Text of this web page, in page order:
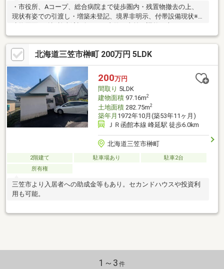
・市役所、Aコープ、総合病院まで徒歩圏内・残置物撤去の上、
現状有姿での引渡し・増築未登記、境界非明示、付帯設備現状※
北海道三笠市榊町 200万円 5LDK
200万円
間取り 5LDK
建物面積97.16m2
土地面積282.75m2
築年月 1972年10月(築53年11ヶ月)
ＪＲ函館本線 峰延駅 徒歩6.0km
北海道三笠市榊町
2階建て 駐車場あり
駐車2台
所有権
三笠市より入居者への助成金等もあり。セカンドハウスや投資利
用も可能。
1～3 件